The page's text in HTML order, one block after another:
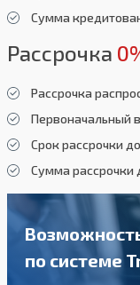
Сумма
Рассрочка
Рассрочка
Первоначальный
Срок рассрочки
Сумма рассрочки
по системе